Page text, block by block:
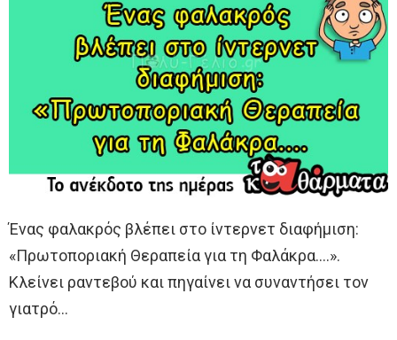
Ένας φαλακρός βλέπει στο ίντερνετ διαφήμιση:
«Πρωτοποριακή Θεραπεία για τη Φαλάκρα….».
Κλείνει ραντεβού και πηγαίνει να συναντήσει τον
γιατρό…